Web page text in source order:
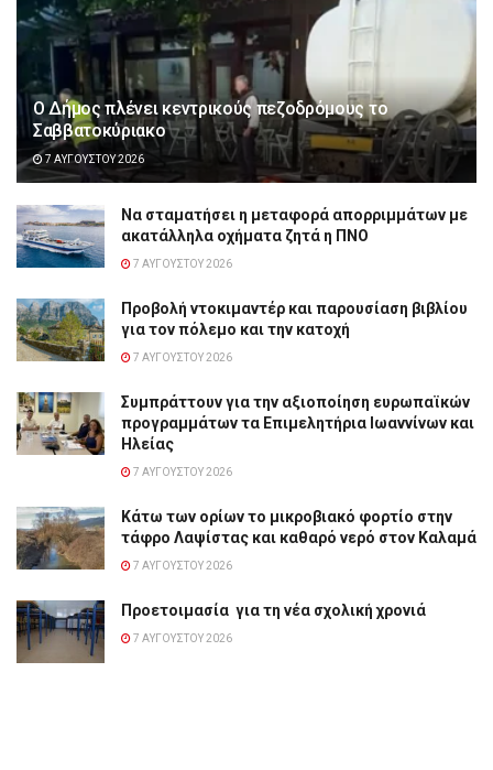
Ο Δήμος πλένει κεντρικούς πεζοδρόμους το
Σαββατοκύριακο
7 ΑΥΓΟΎΣΤΟΥ 2026
Να σταματήσει η μεταφορά απορριμμάτων με
ακατάλληλα οχήματα ζητά η ΠΝΟ
7 ΑΥΓΟΎΣΤΟΥ 2026
Προβολή ντοκιμαντέρ και παρουσίαση βιβλίου
για τον πόλεμο και την κατοχή
7 ΑΥΓΟΎΣΤΟΥ 2026
Συμπράττουν για την αξιοποίηση ευρωπαϊκών
προγραμμάτων τα Επιμελητήρια Ιωαννίνων και
Ηλείας
7 ΑΥΓΟΎΣΤΟΥ 2026
Κάτω των ορίων το μικροβιακό φορτίο στην
τάφρο Λαψίστας και καθαρό νερό στον Καλαμά
7 ΑΥΓΟΎΣΤΟΥ 2026
Προετοιμασία για τη νέα σχολική χρονιά
7 ΑΥΓΟΎΣΤΟΥ 2026